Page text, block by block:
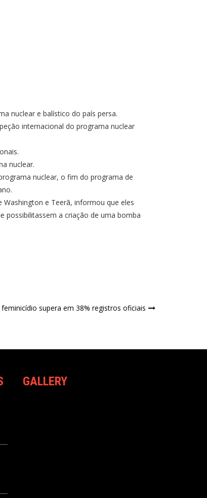
nuclear e balístico do país persa.
internacional do programa nuclear
nuclear.
nuclear, o fim do programa de
e Teerã, informou que eles
possibilitassem a criação de uma bomba
supera em 38% registros oficiais
GALLERY